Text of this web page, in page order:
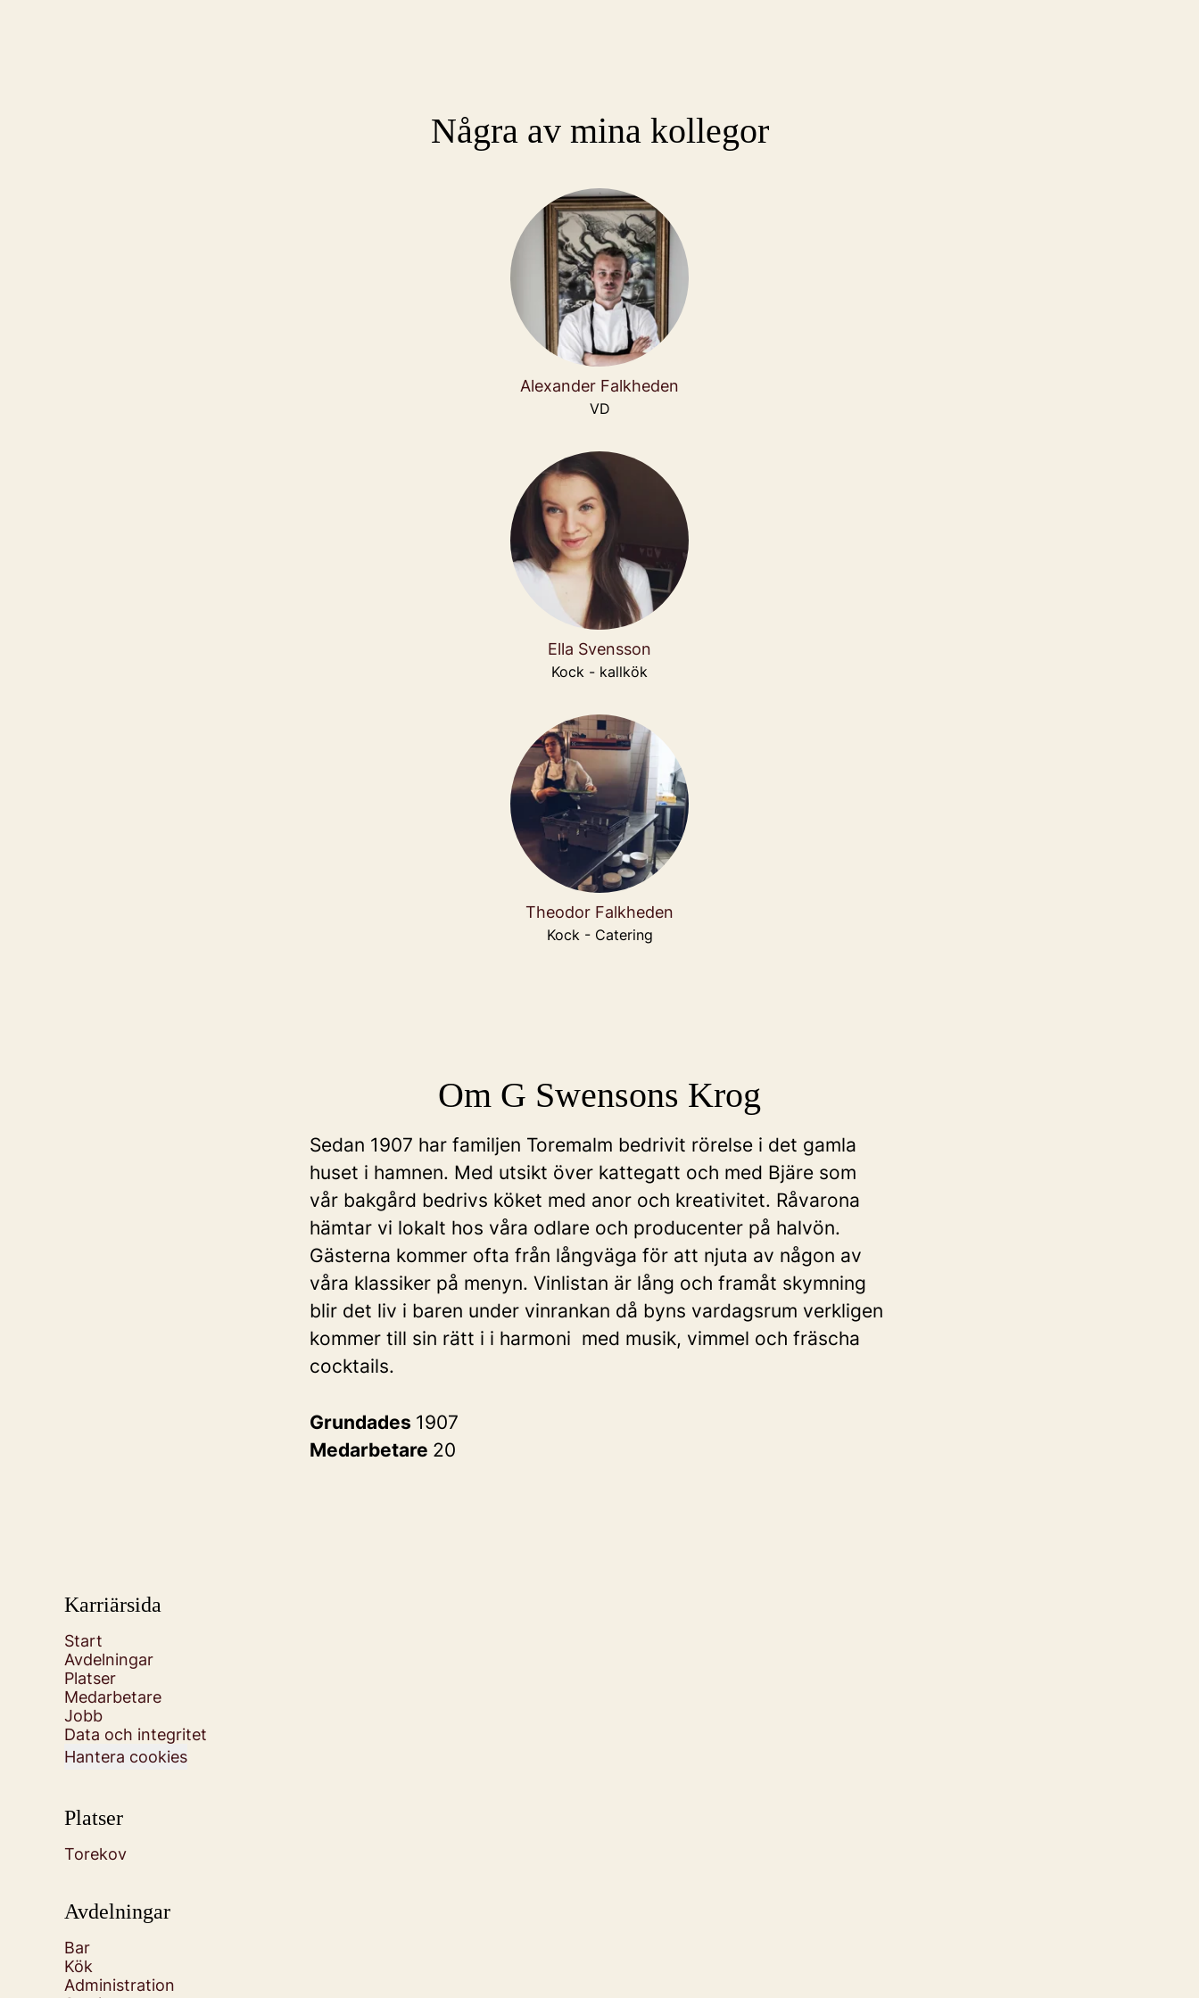
Några av mina kollegor
Alexander Falkheden
VD
Ella Svensson
Kock - kallkök
Theodor Falkheden
Kock - Catering
Om G Swensons Krog
Sedan 1907 har familjen Toremalm bedrivit rörelse i det gamla
huset i hamnen. Med utsikt över kattegatt och med Bjäre som
vår bakgård bedrivs köket med anor och kreativitet. Råvarona
hämtar vi lokalt hos våra odlare och producenter på halvön.
Gästerna kommer ofta från långväga för att njuta av någon av
våra klassiker på menyn. Vinlistan är lång och framåt skymning
blir det liv i baren under vinrankan då byns vardagsrum verkligen
kommer till sin rätt i i harmoni med musik, vimmel och fräscha
cocktails.
Grundades 1907
Medarbetare 20
Karriärsida
Start
Avdelningar
Platser
Medarbetare
Jobb
Data och integritet
Hantera cookies
Platser
Torekov
Avdelningar
Bar
Kök
Administration